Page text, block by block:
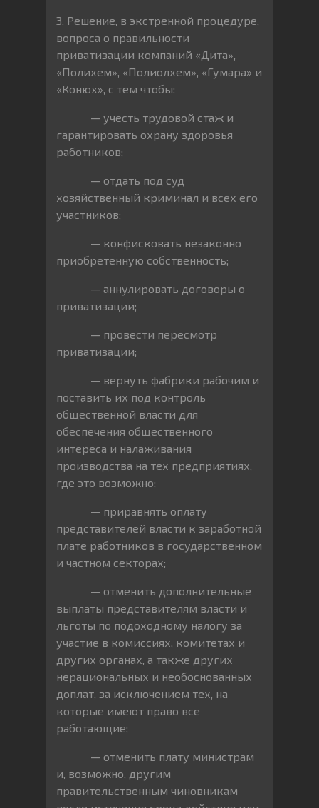
3. Решение, в экстренной процедуре,
вопроса о правильности
приватизации компаний «Дита»,
«Полихем», «Полиолхем», «Гумара» и
«Конюх», с тем чтобы:
— учесть трудовой стаж и
гарантировать охрану здоровья
работников;
— отдать под суд
хозяйственный криминал и всех его
участников;
— конфисковать незаконно
приобретенную собственность;
— аннулировать договоры о
приватизации;
— провести пересмотр
приватизации;
— вернуть фабрики рабочим и
поставить их под контроль
общественной власти для
обеспечения общественного
интереса и налаживания
производства на тех предприятиях,
где это возможно;
— приравнять оплату
представителей власти к заработной
плате работников в государственном
и частном секторах;
— отменить дополнительные
выплаты представителям власти и
льготы по подоходному налогу за
участие в комиссиях, комитетах и
других органах, а также других
нерациональных и необоснованных
доплат, за исключением тех, на
которые имеют право все
работающие;
— отменить плату министрам
и, возможно, другим
правительственным чиновникам